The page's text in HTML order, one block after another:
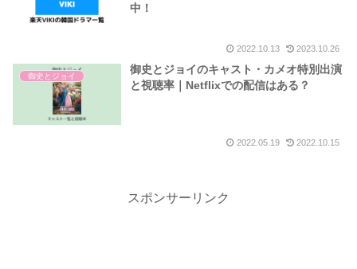
中！
2022.10.13 2023.10.26
御史とジョイ
御史とジョイのキャスト・カメオ特別出演
と視聴率｜Netflixでの配信はある？
2022.05.19 2022.10.15
スポンサーリンク